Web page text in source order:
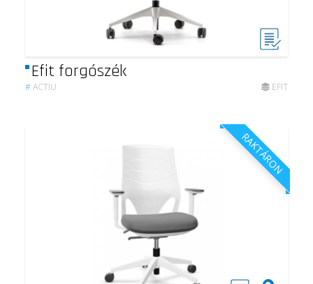
Efit forgószék
#ACTIU EFIT
RAKTÁRON